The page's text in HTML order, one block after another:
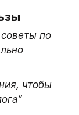
по
чтобы